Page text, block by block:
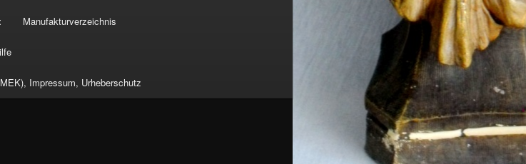
Manufakturverzeichnis
Impressum, Urheberschutz